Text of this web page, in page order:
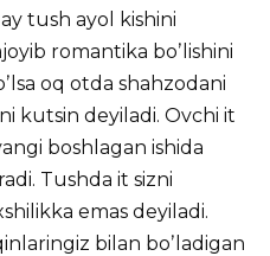
tush ayol kishini
romantika boʼlishini
oq otda shahzodani
kutsin deyiladi. Ovchi it
boshlagan ishida
Tushda it sizni
emas deyiladi.
bilan boʼladigan